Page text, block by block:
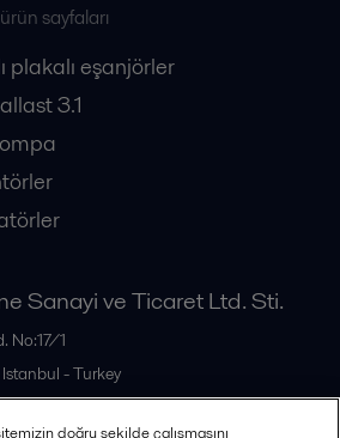
sayfaları
plakalı eşanjörler
3.1
Sanayi ve Ticaret Ltd. Sti.
No:17/1
- Turkey
doğru şekilde çalışmasını